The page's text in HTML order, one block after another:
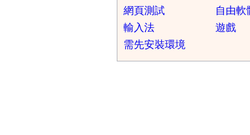
網頁測試
自由軟
輸入法
遊戲
需先安裝環境